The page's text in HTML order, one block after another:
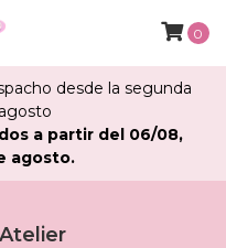
desde la segunda
a partir del 06/08,
agosto.
0